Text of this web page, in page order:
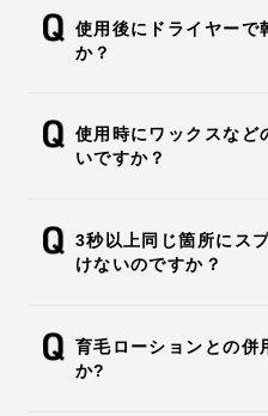
使用後にドライヤーで
か？
使用時にワックスなど
いですか？
3秒以上同じ箇所にス
けないのですか？
育毛ローションとの併
か?